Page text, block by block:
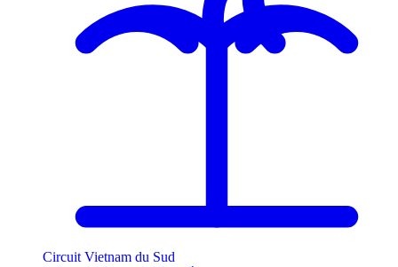
Circuit Vietnam du Sud